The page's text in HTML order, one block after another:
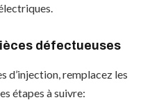
défectueuses
d’injection, remplacez les
étapes à suivre: